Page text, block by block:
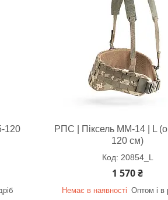
120
РПС | Піксель ММ-14 | L
120 см)
20854_L
1 570 ₴
Немає в наявності Оптом і в